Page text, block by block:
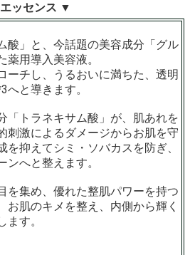
ッセンス ▼
酸」と、今話題の美容成分「グル
薬用導入美容液。
ーチし、うるおいに満ちた、透明
と導きます。
「トラネキサム酸」が、肌あれを
刺激によるダメージからお肌を守
を抑えてシミ・ソバカスを防ぎ、
へと整えます。
を集め、優れた整肌パワーを持つ
お肌のキメを整え、内側から輝く
ます。